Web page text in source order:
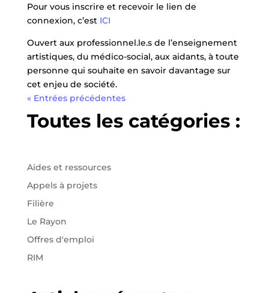
Pour vous inscrire et recevoir le lien de
connexion, c’est ICI
Ouvert aux professionnel.le.s de l’enseignement
artistiques, du médico-social, aux aidants, à toute
personne qui souhaite en savoir davantage sur
cet enjeu de société.
« Entrées précédentes
Toutes les catégories :
Aides et ressources
Appels à projets
Filière
Le Rayon
Offres d'emploi
RIM